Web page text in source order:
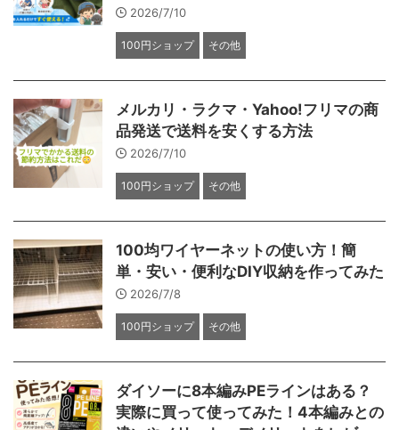
2026/7/10
100円ショップ その他
メルカリ・ラクマ・Yahoo!フリマの商
品発送で送料を安くする方法
2026/7/10
100円ショップ その他
100均ワイヤーネットの使い方！簡
単・安い・便利なDIY収納を作ってみた
2026/7/8
100円ショップ その他
ダイソーに8本編みPEラインはある？
実際に買って使ってみた！4本編みとの